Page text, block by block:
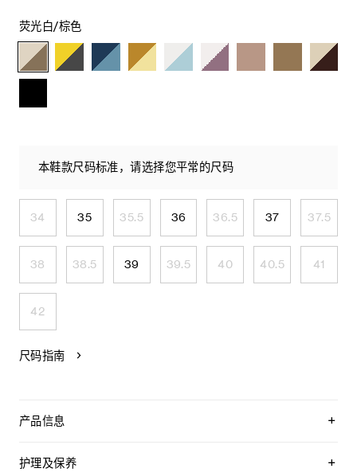
荧光白/棕色
本鞋款尺码标准，请选择您平常的尺码
34 35 35.5 36 36.5 37 37.5
38 38.5 39 39.5 40 40.5 41
42
尺码指南
产品信息
衬里：70%织物，30%牛皮革
护理及保养